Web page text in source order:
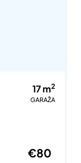
17m2
GARAŽA
€80